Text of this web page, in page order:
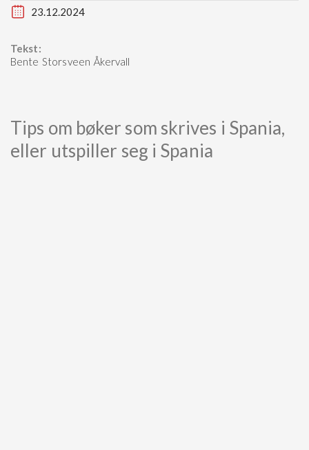
23.12.2024
Tekst:
Bente Storsveen Åkervall
Tips om bøker som skrives i Spania,
eller utspiller seg i Spania